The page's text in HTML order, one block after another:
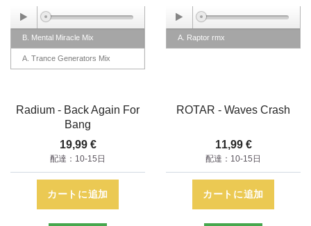
B. Mental Miracle Mix
A. Trance Generators Mix
Radium - Back Again For
Bang
19,99 €
配達：10-15日
カートに追加
A. Raptor rmx
ROTAR - Waves Crash
11,99 €
配達：10-15日
カートに追加